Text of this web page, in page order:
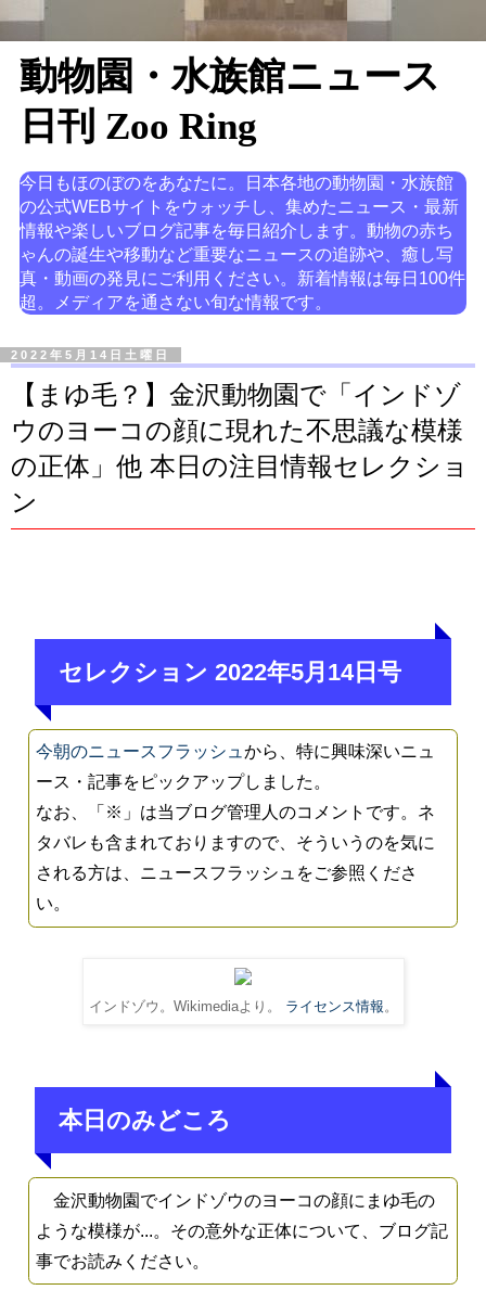
動物園・水族館ニュース
日刊 Zoo Ring
今日もほのぼのをあなたに。日本各地の動物園・水族館
の公式WEBサイトをウォッチし、集めたニュース・最新
情報や楽しいブログ記事を毎日紹介します。動物の赤ち
ゃんの誕生や移動など重要なニュースの追跡や、癒し写
真・動画の発見にご利用ください。新着情報は毎日100件
超。メディアを通さない旬な情報です。
2022年5月14日土曜日
【まゆ毛？】金沢動物園で「インドゾ
ウのヨーコの顔に現れた不思議な模様
の正体」他 本日の注目情報セレクショ
ン
セレクション 2022年5月14日号
今朝のニュースフラッシュから、特に興味深いニュ
ース・記事をピックアップしました。
なお、「※」は当ブログ管理人のコメントです。ネ
タバレも含まれておりますので、そういうのを気に
される方は、ニュースフラッシュをご参照くださ
い。
インドゾウ。Wikimediaより。 ライセンス情報 。
本日のみどころ
金沢動物園でインドゾウのヨーコの顔にまゆ毛の
ような模様が...。その意外な正体について、ブログ記
事でお読みください。